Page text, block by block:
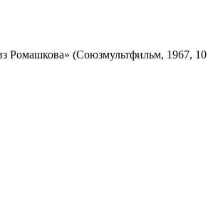
Ромашкова» (Союзмультфильм, 1967, 10